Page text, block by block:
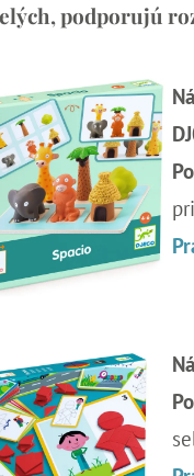
podporujú